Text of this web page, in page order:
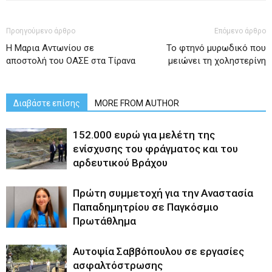
Προηγούμενο άρθρο
Η Μαρια Αντωνίου σε
αποστολή του ΟΑΣΕ στα Τίρανα
Επόμενο άρθρο
Το φτηνό μυρωδικό που
μειώνει τη χοληστερίνη
Διαβάστε επίσης MORE FROM AUTHOR
152.000 ευρώ για μελέτη της
ενίσχυσης του φράγματος και του
αρδευτικού Βράχου
Πρώτη συμμετοχή για την Αναστασία
Παπαδημητρίου σε Παγκόσμιο
Πρωτάθλημα
Αυτοψία Σαββόπουλου σε εργασίες
ασφαλτόστρωσης